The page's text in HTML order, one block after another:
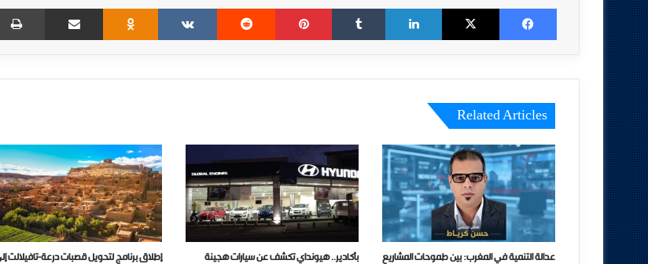
Facebook
X
LinkedIn
Tumblr
Pinterest
Reddit
VKontakte
Odnoklassniki
Share via Email
Related Articles
عدالة التنمية في المغرب: بين طموحات المشاريع
بأكادير.. هيونداي تكشف عن سيارات هجينة
إطلاق برنامج لتحويل قصبات درعة-تافيلالت